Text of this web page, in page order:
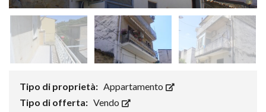
Tipo di proprietà: Appartamento
Tipo di offerta: Vendo